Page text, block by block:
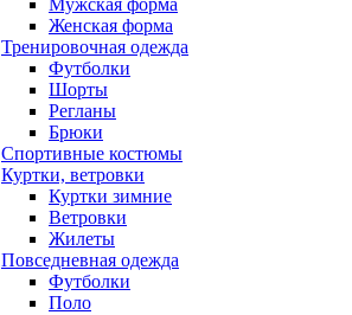
Мужская форма
Женская форма
Тренировочная одежда
Футболки
Шорты
Регланы
Брюки
Спортивные костюмы
Куртки, ветровки
Куртки зимние
Ветровки
Жилеты
Повседневная одежда
Футболки
Поло